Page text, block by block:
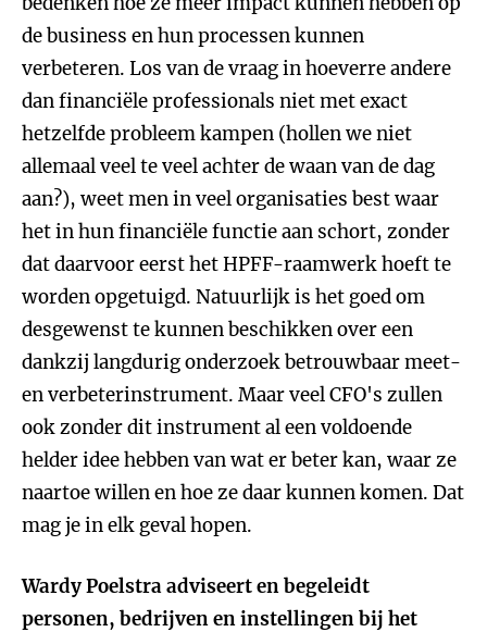
de business en hun processen kunnen
verbeteren. Los van de vraag in hoeverre andere
dan financiële professionals niet met exact
hetzelfde probleem kampen (hollen we niet
allemaal veel te veel achter de waan van de dag
aan?), weet men in veel organisaties best waar
het in hun financiële functie aan schort, zonder
dat daarvoor eerst het HPFF-raamwerk hoeft te
worden opgetuigd. Natuurlijk is het goed om
desgewenst te kunnen beschikken over een
dankzij langdurig onderzoek betrouwbaar meet-
en verbeterinstrument. Maar veel CFO's zullen
ook zonder dit instrument al een voldoende
helder idee hebben van wat er beter kan, waar ze
naartoe willen en hoe ze daar kunnen komen. Dat
mag je in elk geval hopen.
Wardy Poelstra adviseert en begeleidt
personen, bedrijven en instellingen bij het